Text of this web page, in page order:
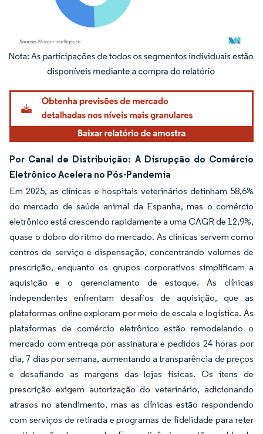
Imagem © Mordor Intelligence. O reuso requer atribuição conforme CC BY 4.0.
Por Canal de Distribuição: A Disrupção do Comércio
Eletrônico Acelera no Pós-Pandemia
Em 2025, as clínicas e hospitais veterinários detinham 58,6%
do mercado de saúde animal da Espanha, mas o comércio
eletrônico está crescendo rapidamente a uma CAGR de 12,9%,
quase o dobro do ritmo do mercado. As clínicas servem como
centros de serviço e dispensação, concentrando volumes de
prescrição, enquanto os grupos corporativos simplificam a
aquisição e o gerenciamento de estoque. As clínicas
independentes enfrentam desafios de aquisição, que as
plataformas online exploram por meio de escala e logística. As
plataformas de comércio eletrônico estão remodelando o
mercado com entrega por assinatura e pedidos 24 horas por
dia, 7 dias por semana, aumentando a transparência de preços
e desafiando as margens das lojas físicas. Os itens de
prescrição exigem autorização do veterinário, adicionando
atrasos no atendimento, mas as clínicas estão respondendo
com serviços de retirada e programas de fidelidade para reter